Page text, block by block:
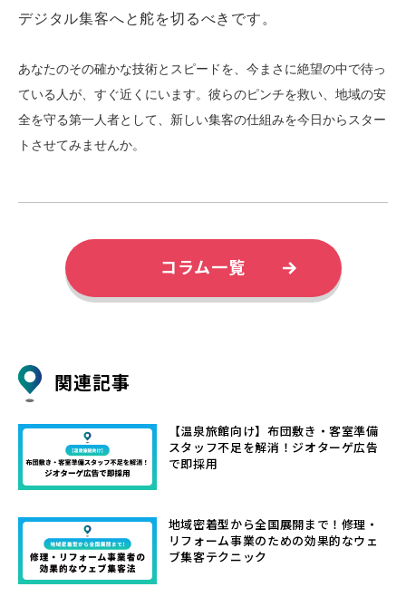
デジタル集客へと舵を切るべきです。
あなたのその確かな技術とスピードを、今まさに絶望の中で待っ
ている人が、すぐ近くにいます。彼らのピンチを救い、地域の安
全を守る第一人者として、新しい集客の仕組みを今日からスター
トさせてみませんか。
コラム一覧
関連記事
【温泉旅館向け】布団敷き・客室準備
スタッフ不足を解消！ジオターゲ広告
で即採用
地域密着型から全国展開まで！修理・
リフォーム事業のための効果的なウェ
ブ集客テクニック